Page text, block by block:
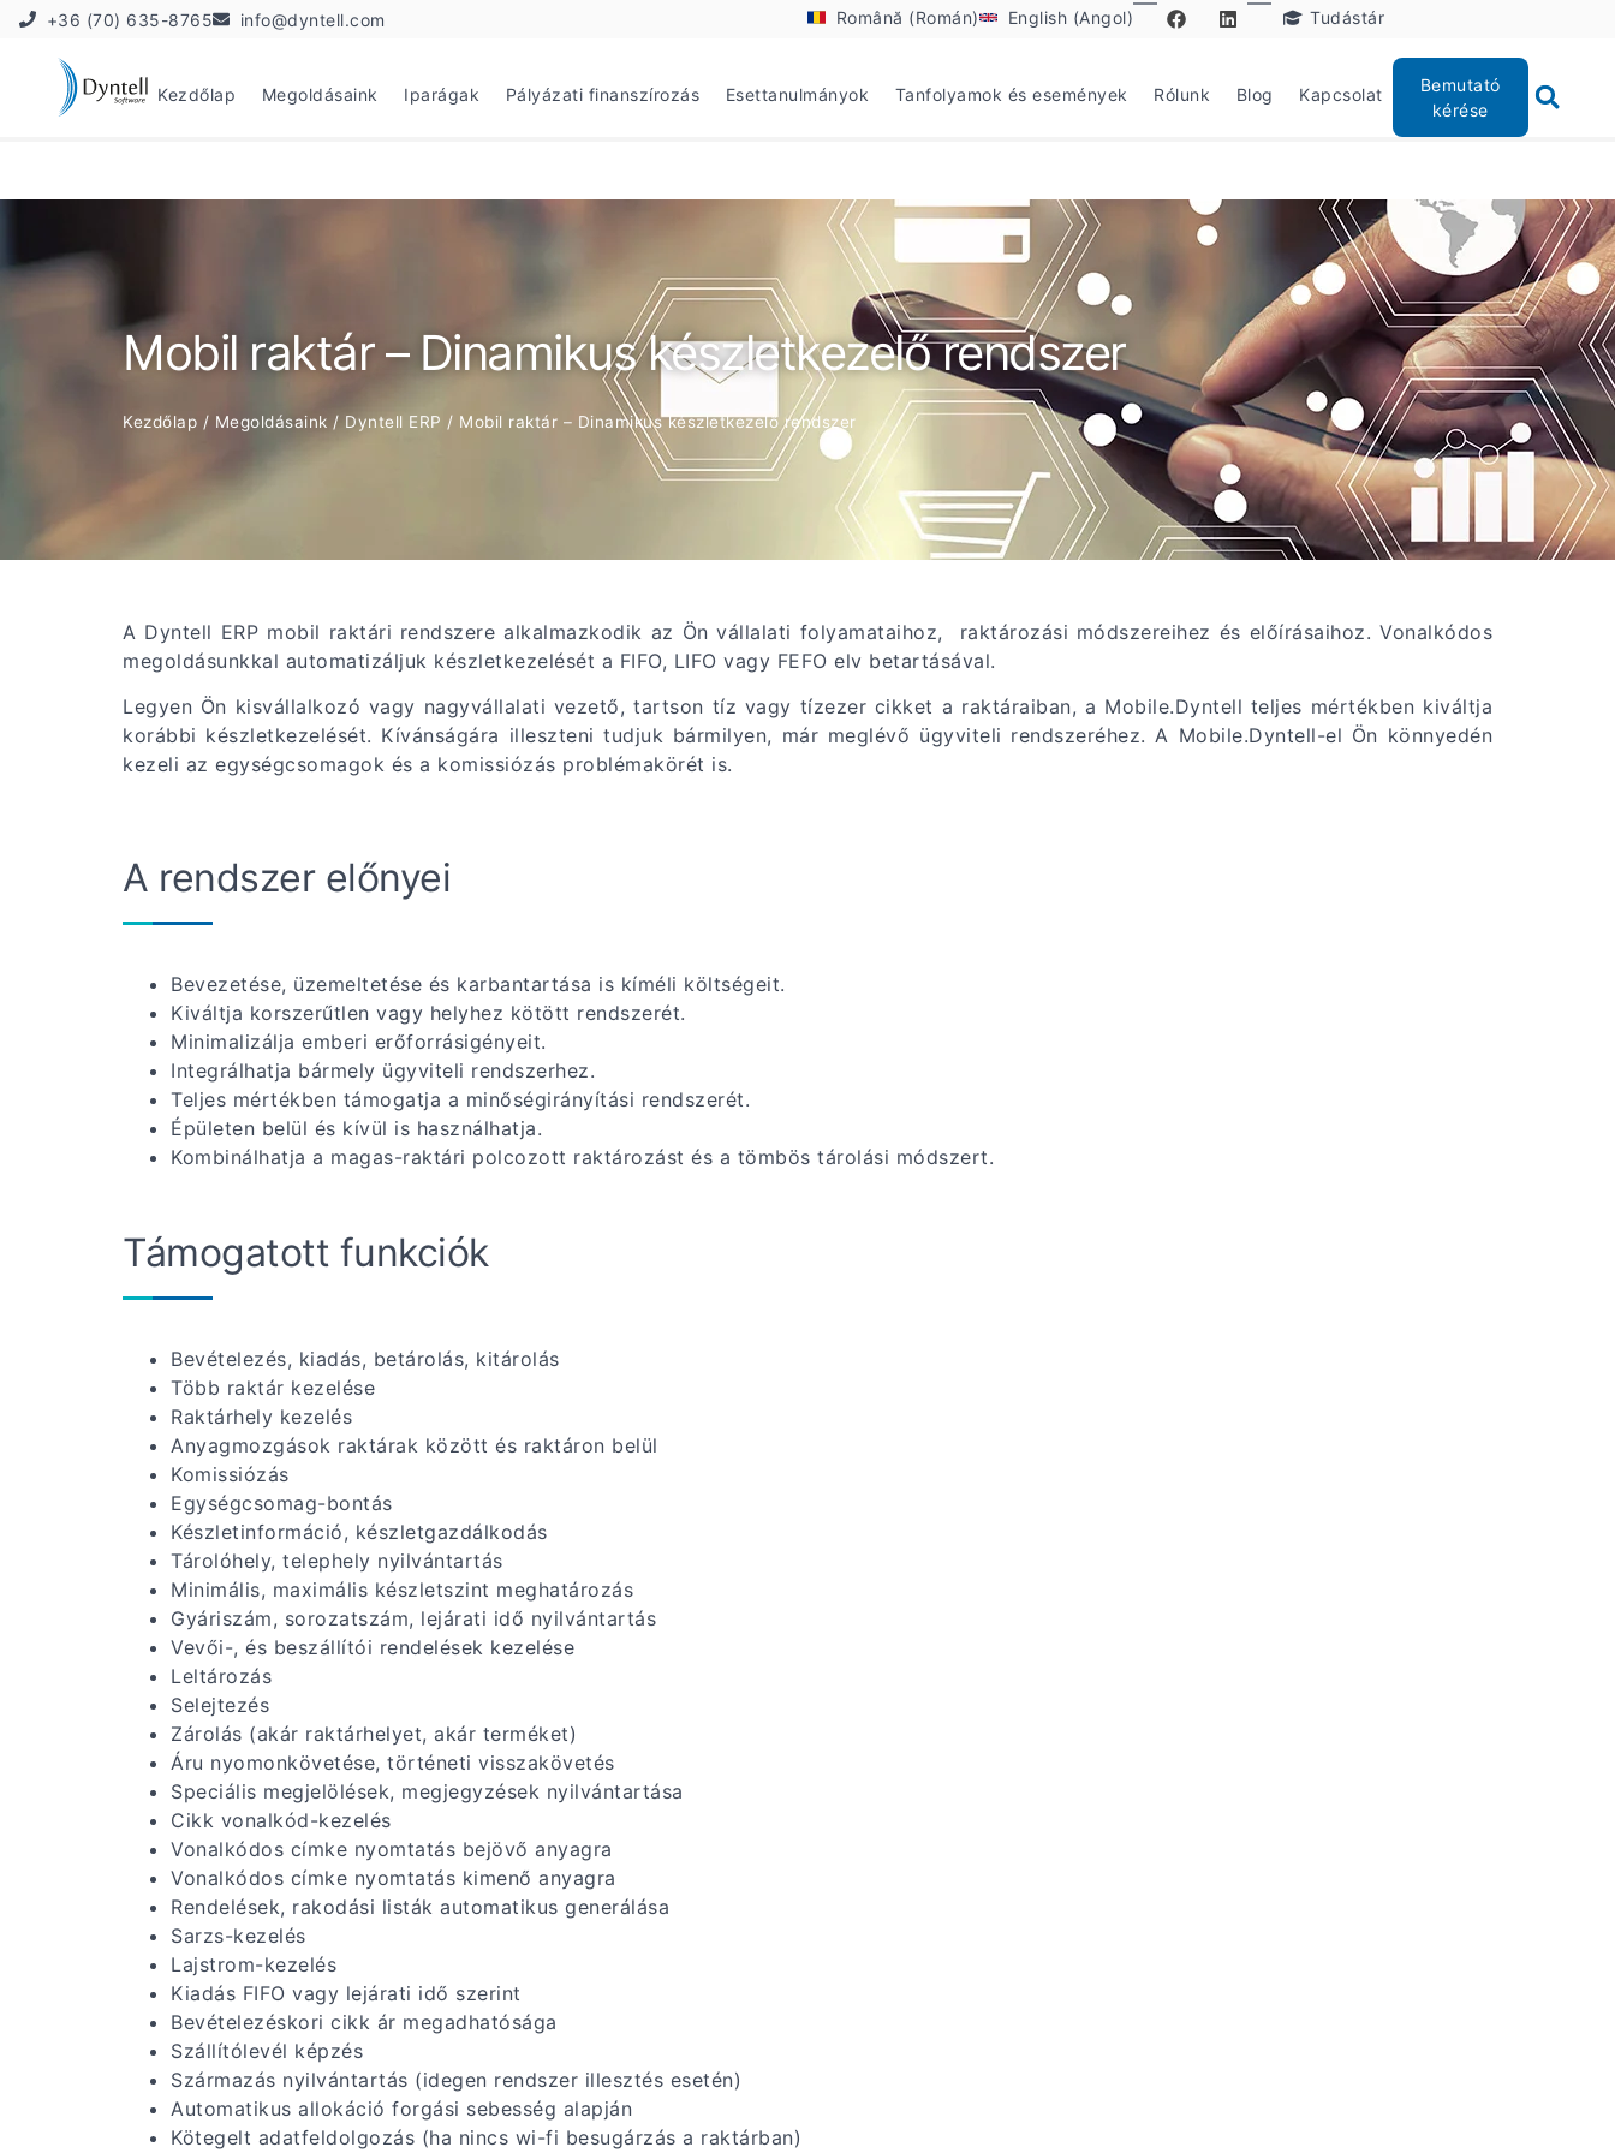
+36 (70) 635-8765 info@dyntell.com Română (Román) English (Angol) Tudástár
Kezdőlap Megoldásaink Iparágak Pályázati finanszírozás Esettanulmányok Tanfolyamok és események Rólunk Blog Kapcsolat
Bemutató
kérése
Mobil raktár – Dinamikus készletkezelő rendszer
Kezdőlap / Megoldásaink / Dyntell ERP / Mobil raktár – Dinamikus készletkezelő rendszer
A Dyntell ERP mobil raktári rendszere alkalmazkodik az Ön vállalati folyamataihoz, raktározási módszereihez és előírásaihoz. Vonalkódos
megoldásunkkal automatizáljuk készletkezelését a FIFO, LIFO vagy FEFO elv betartásával.
Legyen Ön kisvállalkozó vagy nagyvállalati vezető, tartson tíz vagy tízezer cikket a raktáraiban, a Mobile.Dyntell teljes mértékben kiváltja
korábbi készletkezelését. Kívánságára illeszteni tudjuk bármilyen, már meglévő ügyviteli rendszeréhez. A Mobile.Dyntell-el Ön könnyedén
kezeli az egységcsomagok és a komissiózás problémakörét is.
A rendszer előnyei
Bevezetése, üzemeltetése és karbantartása is kíméli költségeit.
Kiváltja korszerűtlen vagy helyhez kötött rendszerét.
Minimalizálja emberi erőforrásigényeit.
Integrálhatja bármely ügyviteli rendszerhez.
Teljes mértékben támogatja a minőségirányítási rendszerét.
Épületen belül és kívül is használhatja.
Kombinálhatja a magas-raktári polcozott raktározást és a tömbös tárolási módszert.
Támogatott funkciók
Bevételezés, kiadás, betárolás, kitárolás
Több raktár kezelése
Raktárhely kezelés
Anyagmozgások raktárak között és raktáron belül
Komissiózás
Egységcsomag-bontás
Készletinformáció, készletgazdálkodás
Tárolóhely, telephely nyilvántartás
Minimális, maximális készletszint meghatározás
Gyáriszám, sorozatszám, lejárati idő nyilvántartás
Vevői-, és beszállítói rendelések kezelése
Leltározás
Selejtezés
Zárolás (akár raktárhelyet, akár terméket)
Áru nyomonkövetése, történeti visszakövetés
Speciális megjelölések, megjegyzések nyilvántartása
Cikk vonalkód-kezelés
Vonalkódos címke nyomtatás bejövő anyagra
Vonalkódos címke nyomtatás kimenő anyagra
Rendelések, rakodási listák automatikus generálása
Sarzs-kezelés
Lajstrom-kezelés
Kiadás FIFO vagy lejárati idő szerint
Bevételezéskori cikk ár megadhatósága
Szállítólevél képzés
Származás nyilvántartás (idegen rendszer illesztés esetén)
Automatikus allokáció forgási sebesség alapján
Kötegelt adatfeldolgozás (ha nincs wi-fi besugárzás a raktárban)